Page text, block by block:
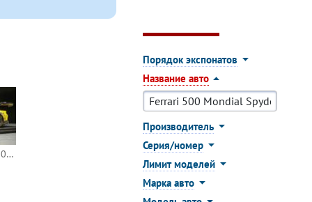
Ford Mustang GT3 2024 24h Le Mans #44 (Spark)
Порядок экспонатов
Название авто
Производитель
Серия/номер
Лимит моделей
Марка авто